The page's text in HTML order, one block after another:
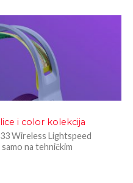
i color kolekcija
Wireless Lightspeed
na tehničkim